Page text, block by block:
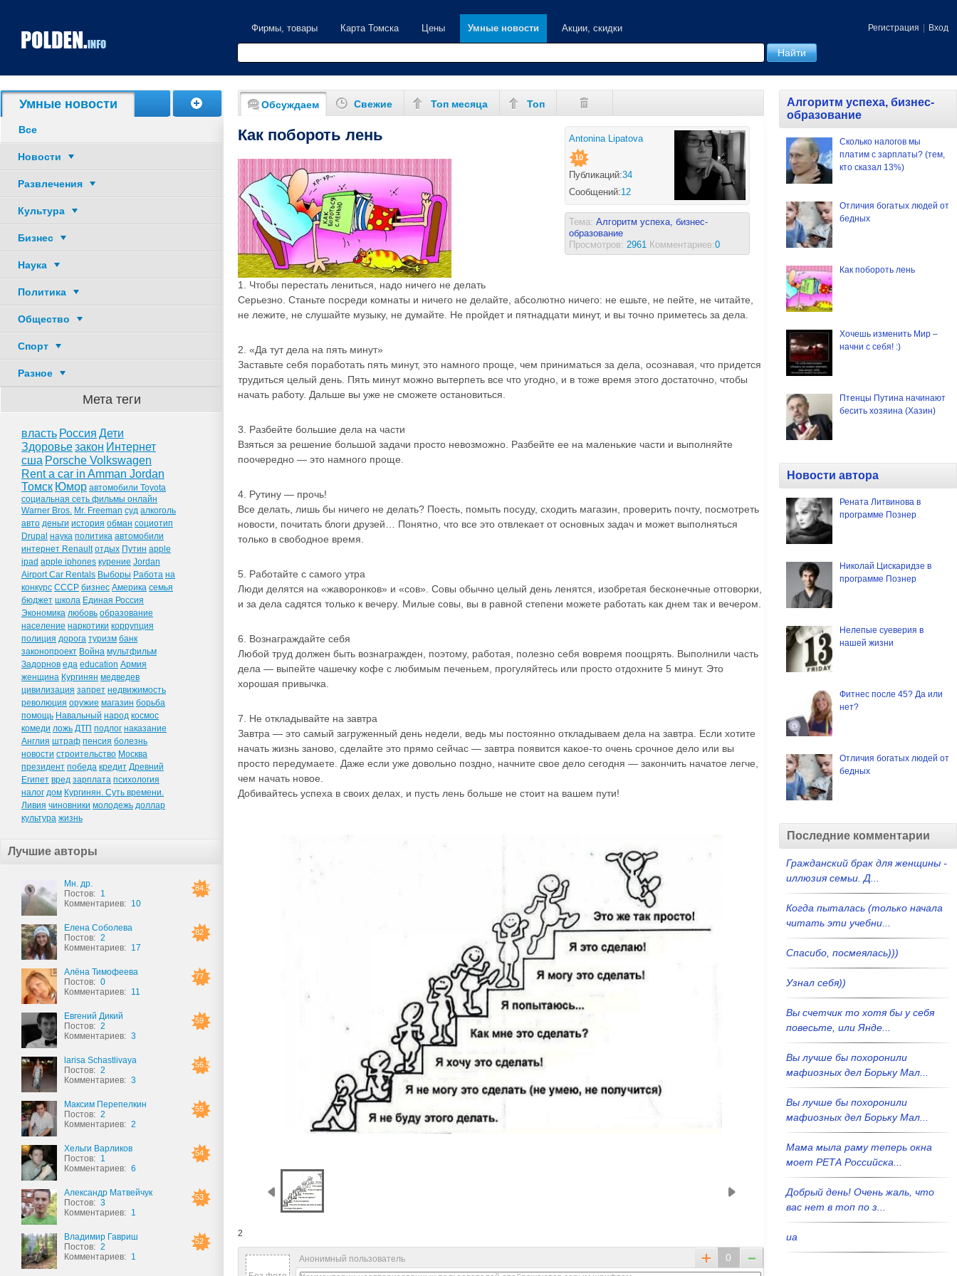
Регистрация Вход
Фирмы, товары Карта Томска Цены Умные новости Акции, скидки
Умные новости
Все
Новости
Развлечения
Культура
Бизнес
Наука
Политика
Общество
Спорт
Разное
Мета теги
власть Россия Дети
Здоровьезакон Интернет
сша Porsche Volkswagen
Rent a car in Amman Jordan
Томск Юмор автомобили Toyota
социальная сеть фильмы онлайн
Warner Bros. Mr. Freeman суд алкоголь
авто деньги история обман социотип
Drupal наука политика автомобили
интернет Renault отдых Путин apple
ipad apple iphones курение Jordan
Airport Car Rentals Выборы Работа на
конкурс СССР бизнес Америка семья
бюджет школа Единая Россия
Экономика любовь образование
население наркотики коррупция
полиция дорога туризм банк
законопроект Война мультфильм
Задорнов еда education Армия
женщина Кургинян медведев
цивилизация запрет недвижимость
революция оружие магазин борьба
помощь Навальный народ космос
комеди ложь ДТП подлог наказание
Англия штраф пенсия болезнь
новости строительство Москва
президент победа кредит Древний
Египет вред зарплата психология
налог дом Кургинян. Суть времени.
Ливия чиновники молодежь доллар
культура жизнь
Лучшие авторы
84.5
Мн. др.
Постов: 1
Комментариев: 10
82
Елена Соболева
Постов: 2
Комментариев: 17
77
Алёна Тимофеева
Постов: 0
Комментариев: 11
59
Евгений Дикий
Постов: 2
Комментариев: 3
56.5
larisa Schastlivaya
Постов: 2
Комментариев: 3
55
Максим Перепелкин
Постов: 2
Комментариев: 2
54
Хельги Варликов
Постов: 1
Комментариев: 6
53
Александр Матвейчук
Постов: 3
Комментариев: 1
52
Владимир Гавриш
Постов: 2
Комментариев: 1
Алгоритм успеха, бизнес-
образование
Сколько налогов мы
платим с зарплаты? (тем,
кто сказал 13%)
Отличия богатых людей от
бедных
Как побороть лень
Хочешь изменить Мир –
начни с себя! :)
Птенцы Путина начинают
бесить хозяина (Хазин)
Новости автора
Рената Литвинова в
программе Познер
Николай Цискаридзе в
программе Познер
Нелепые суеверия в
нашей жизни
Фитнес после 45? Да или
нет?
Отличия богатых людей от
бедных
Последние комментарии
Гражданский брак для женщины -
иллюзия семьи. Д...
Когда пыталась (только начала
читать эти учебни...
Спасибо, посмеялась)))
Узнал себя))
Вы счетчик то хотя бы у себя
повесьте, или Янде...
Вы лучше бы похоронили
мафиозных дел Борьку Мал...
Вы лучше бы похоронили
мафиозных дел Борьку Мал...
Мама мыла раму теперь окна
моет РЕТА Российска...
Добрый день! Очень жаль, что
вас нет в топ по з...
иа
Обсуждаем Свежие Топ месяца Топ
Antonina Lipatova
10
Публикаций:34
Сообщений:12
Тема: Алгоритм успеха, бизнес-
образование
Просмотров: 2961 Комментариев:0
Как побороть лень
1. Чтобы перестать лениться, надо ничего не делать
Серьезно. Станьте посреди комнаты и ничего не делайте, абсолютно ничего: не ешьте, не пейте, не читайте,
не лежите, не слушайте музыку, не думайте. Не пройдет и пятнадцати минут, и вы точно приметесь за дела.
2. «Да тут дела на пять минут»
Заставьте себя поработать пять минут, это намного проще, чем приниматься за дела, осознавая, что придется
трудиться целый день. Пять минут можно вытерпеть все что угодно, и в тоже время этого достаточно, чтобы
начать работу. Дальше вы уже не сможете остановиться.
3. Разбейте большие дела на части
Взяться за решение большой задачи просто невозможно. Разбейте ее на маленькие части и выполняйте
поочередно — это намного проще.
4. Рутину — прочь!
Все делать, лишь бы ничего не делать? Поесть, помыть посуду, сходить магазин, проверить почту, посмотреть
новости, почитать блоги друзей… Понятно, что все это отвлекает от основных задач и может выполняться
только в свободное время.
5. Работайте с самого утра
Люди делятся на «жаворонков» и «сов». Совы обычно целый день ленятся, изобретая бесконечные отговорки,
и за дела садятся только к вечеру. Милые совы, вы в равной степени можете работать как днем так и вечером.
6. Вознаграждайте себя
Любой труд должен быть вознагражден, поэтому, работая, полезно себя вовремя поощрять. Выполнили часть
дела — выпейте чашечку кофе с любимым печеньем, прогуляйтесь или просто отдохните 5 минут. Это
хорошая привычка.
7. Не откладывайте на завтра
Завтра — это самый загруженный день недели, ведь мы постоянно откладываем дела на завтра. Если хотите
начать жизнь заново, сделайте это прямо сейчас — завтра появится какое-то очень срочное дело или вы
просто передумаете. Даже если уже довольно поздно, начните свое дело сегодня — закончить начатое легче,
чем начать новое.
Добивайтесь успеха в своих делах, и пусть лень больше не стоит на вашем пути!
2
Анонимный пользователь 0